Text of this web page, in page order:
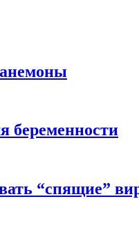
беременности
“спящие”